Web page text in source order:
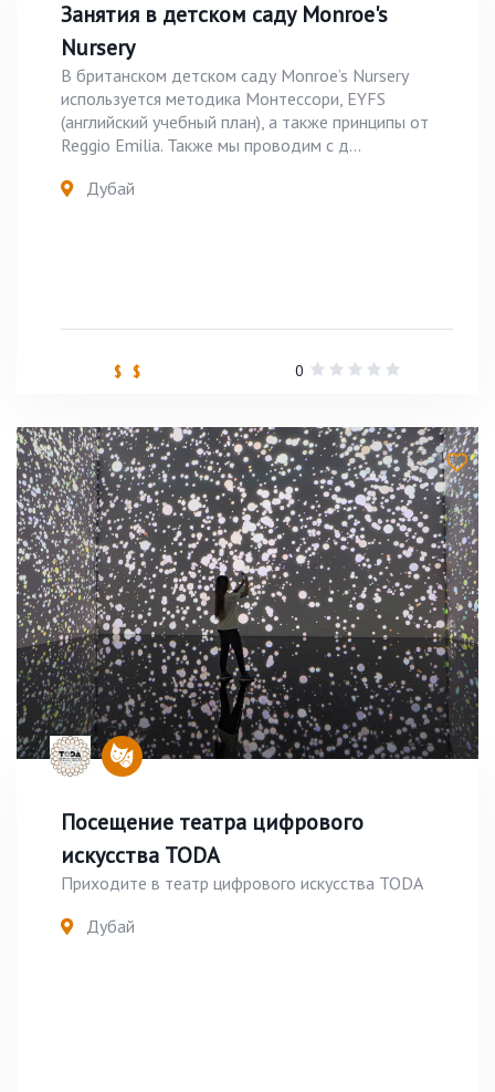
Занятия в детском саду Monroe's
Nursery
В британском детском саду Monroe’s Nursery
используется методика Монтессори, EYFS
(английский учебный план), а также принципы от
Reggio Emilia. Также мы проводим с д...
Дубай
$ $ 0
Посещение театра цифрового
искусства TODA
Приходите в театр цифрового искусства TODA
Дубай